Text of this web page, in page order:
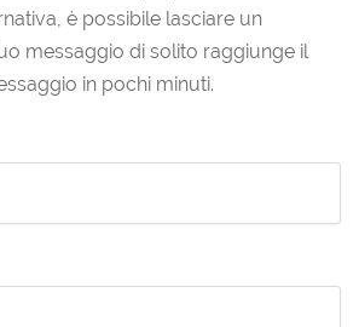
è possibile lasciare un
messaggio di solito raggiunge il
in pochi minuti.